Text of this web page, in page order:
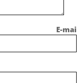
E-mail